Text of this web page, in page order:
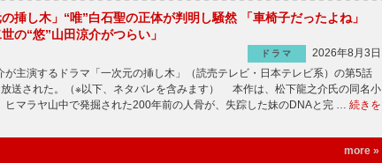
の挿し木」“唯”白石聖の正体が判明し騒然 「車椅子だったよね」
世の“悠”山田涼介がつらい」
ドラマ
2026年8月3日
主演するドラマ「一次元の挿し木」（読売テレビ・日本テレビ系）の第5話
送された。（※以下、ネタバレを含みます） 本作は、松下龍之介氏の同名小
ヒマラヤ山中で発掘された200年前の人骨が、失踪した妹のDNAと完 … 続きを
more »